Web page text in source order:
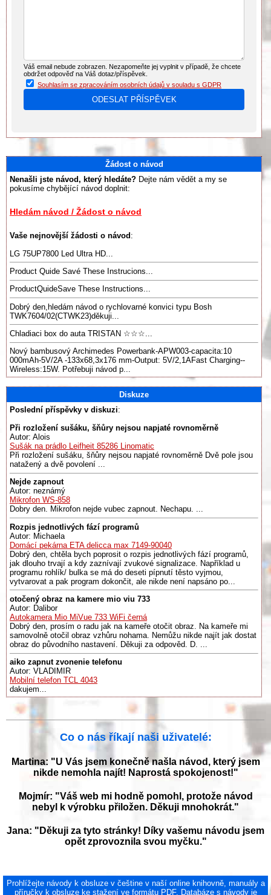
Váš email nebude zobrazen. Nezapomeňte jej vyplnit v případě, že chcete
obdržet odpověď na Váš dotaz/příspěvek.
Souhlasím se zpracováním osobních údajů v souladu s GDPR
Žádost o návod
Nenašli jste návod, který hledáte? Dejte nám vědět a my se
pokusíme chybějící návod doplnit:
Hledám návod / Žádost o návod
Vaše nejnovější žádosti o návod :
LG 75UP7800 Led Ultra HD...
Product Quide Savé These Instrucions...
ProductQuideSave These Instructions...
Dobrý den,hledám návod o rychlovarné konvici typu Bosh
TWK7604/02(CTWK23)děkuji...
Chladiaci box do auta TRISTAN ☆☆☆...
Nový bambusový Archimedes Powerbank-APW003-capacita:10
000mAh-5V/2A -133x68,3x176 mm-Output: 5V/2,1AFast Charging--
Wireless:15W. Potřebuji návod p...
Diskuze
Poslední příspěvky v diskuzi:
Při rozložení sušáku, šňůry nejsou napjaté rovnoměrně
Autor: Alois
Sušák na prádlo Leifheit 85286 Linomatic
Při rozložení sušáku, šňůry nejsou napjaté rovnoměrně Dvě pole jsou
natažený a dvě povolení ...
Nejde zapnout
Autor: neznámý
Mikrofon WS-858
Dobry den. Mikrofon nejde vubec zapnout. Nechapu. ...
Rozpis jednotlivých fází programů
Autor: Michaela
Domácí pekárna ETA delicca max 7149-90040
Dobrý den, chtěla bych poprosit o rozpis jednotlivých fází programů,
jak dlouho trvají a kdy zaznívají zvukové signalizace. Například u
programu rohlík/ bulka se má do deseti pípnutí těsto vyjmou,
vytvarovat a pak program dokončit, ale nikde není napsáno po...
otočený obraz na kamere mio viu 733
Autor: Dalibor
Autokamera Mio MiVue 733 WiFi černá
Dobrý den, prosím o radu jak na kameře otočit obraz. Na kameře mi
samovolně otočil obraz vzhůru nohama. Nemůžu nikde najít jak dostat
obraz do původního nastavení. Děkuji za odpověd. D. ...
aiko zapnut zvonenie telefonu
Autor: VLADIMIR
Mobilní telefon TCL 4043
dakujem...
Co o nás říkají naši uživatelé:
Martina: "U Vás jsem konečně našla návod, který jsem
nikde nemohla najít! Naprostá spokojenost!"
Mojmír: "Váš web mi hodně pomohl, protože návod
nebyl k výrobku přiložen. Děkuji mnohokrát."
Jana: "Děkuji za tyto stránky! Díky vašemu návodu jsem
opět zprovoznila svou myčku."
Prohlížejte návody k obsluze v češtine v naší online knihovně, manuály a
příručky k obsluze ke stažení ve formátu PDF. Databáze s návody je